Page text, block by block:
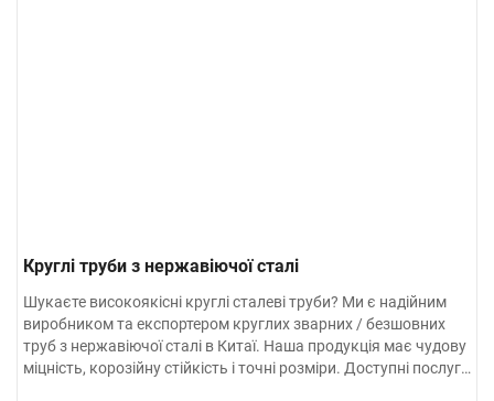
Круглі труби з нержавіючої сталі
Шукаєте високоякісні круглі сталеві труби? Ми є надійним
виробником та експортером круглих зварних / безшовних
труб з нержавіючої сталі в Китаї. Наша продукція має чудову
міцність, корозійну стійкість і точні розміри. Доступні послуги